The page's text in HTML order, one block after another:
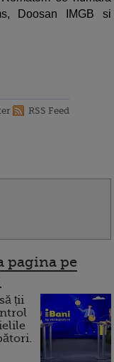
Doosan IMGB si
RSS Feed
pagina pe
ții